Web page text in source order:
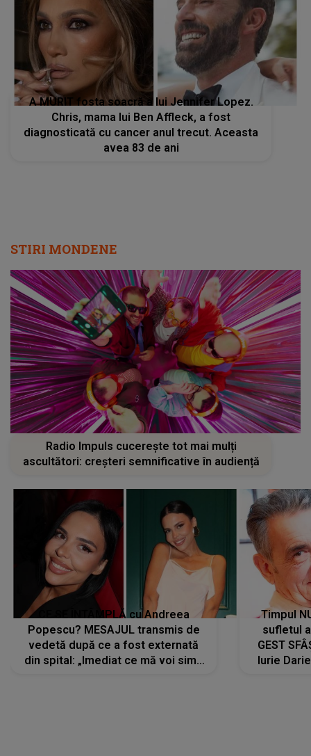
A MURIT fosta soacră a lui Jennifer Lopez.
Chris, mama lui Ben Affleck, a fost
diagnosticată cu cancer anul trecut. Aceasta
avea 83 de ani
STIRI MONDENE
Radio Impuls cucerește tot mai mulți
ascultători: creșteri semnificative în audiență
CE SE ÎNTÂMPLĂ cu Andreea
Popescu? MESAJUL transmis de
vedetă după ce a fost externată
din spital: „Imediat ce mă voi simți
Timpul
sufletul
GEST
Iurie